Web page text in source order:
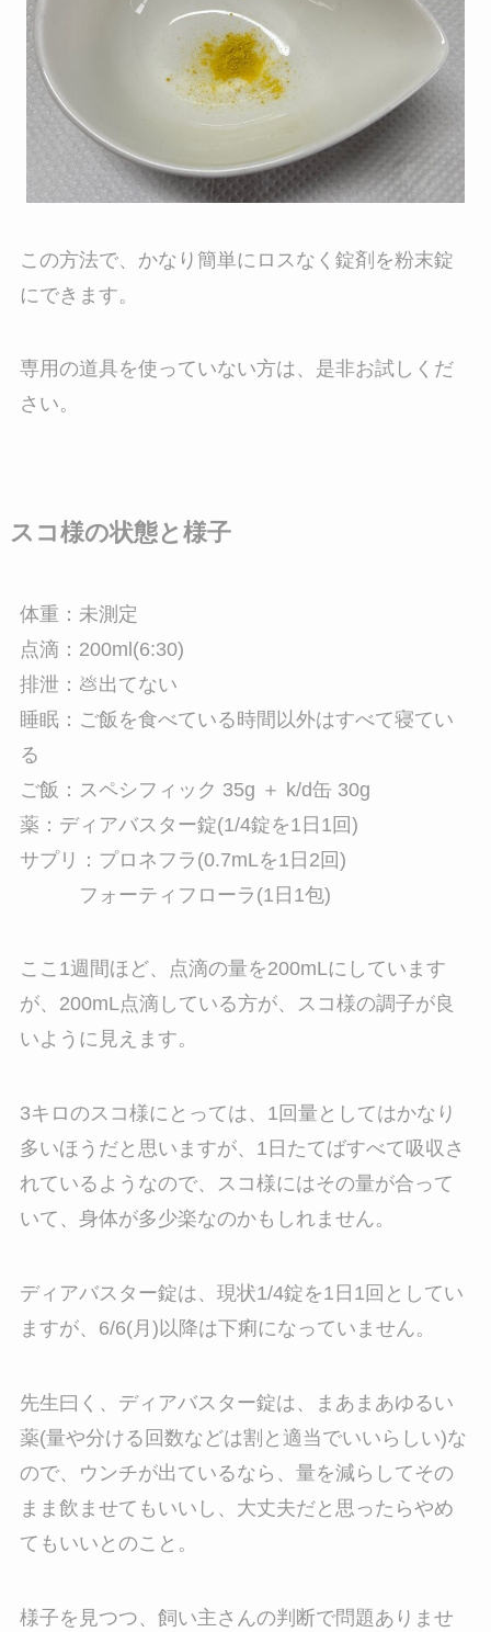
この方法で、かなり簡単にロスなく錠剤を粉末錠
にできます。
専用の道具を使っていない方は、是非お試しくだ
さい。
スコ様の状態と様子
体重：未測定
点滴：200ml(6:30)
排泄：💩出てない
睡眠：ご飯を食べている時間以外はすべて寝てい
る
ご飯：スペシフィック 35g ＋ k/d缶 30g
薬：ディアバスター錠(1/4錠を1日1回)
サプリ：プロネフラ(0.7mLを1日2回)
フォーティフローラ(1日1包)
ここ1週間ほど、点滴の量を200mLにしています
が、200mL点滴している方が、スコ様の調子が良
いように見えます。
3キロのスコ様にとっては、1回量としてはかなり
多いほうだと思いますが、1日たてばすべて吸収さ
れているようなので、スコ様にはその量が合って
いて、身体が多少楽なのかもしれません。
ディアバスター錠は、現状1/4錠を1日1回としてい
ますが、6/6(月)以降は下痢になっていません。
先生曰く、ディアバスター錠は、まあまあゆるい
薬(量や分ける回数などは割と適当でいいらしい)な
ので、ウンチが出ているなら、量を減らしてその
まま飲ませてもいいし、大丈夫だと思ったらやめ
てもいいとのこと。
様子を見つつ、飼い主さんの判断で問題ありませ